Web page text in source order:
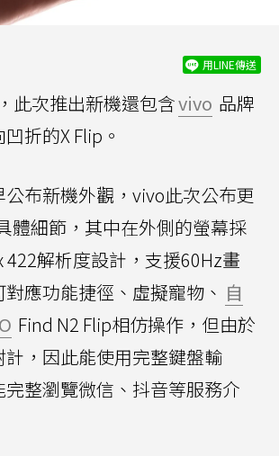
用LINE傳送
此次推出新機還包含vivo 品牌
折的X Flip。
布新機外觀，vivo此次公布更
體細節，其中在外側的螢幕採
422解析度設計，支援60Hz畫
應功能捷徑、虛擬寵物、 自
Find N2 Flip相仿操作，但由於
，因此能使用完整鍵盤輸
完整瀏覽微信、抖音等服務介